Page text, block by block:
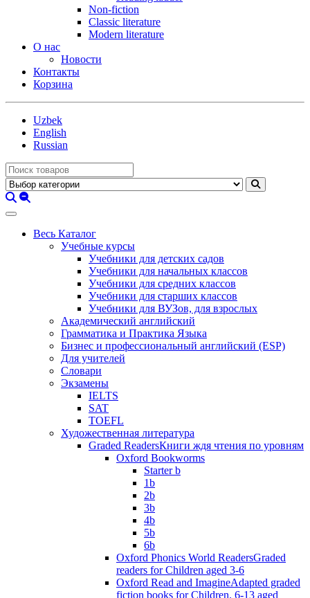
Non-fiction
Classic literature
Modern literature
О нас
Новости
Контакты
Корзина
Uzbek
English
Russian
Весь Каталог
Учебные курсы
Учебники для детских садов
Учебники для начальных классов
Учебники для средних классов
Учебники для старших классов
Учебники для ВУЗов, для взрослых
Академический английский
Грамматика и Практика Языка
Бизнес и профессиональный английский (ESP)
Для учителей
Словари
Экзамены
IELTS
SAT
TOEFL
Художественная литература
Graded ReadersКниги ждя чтения по уровням
Oxford Bookworms
Starter b
1b
2b
3b
4b
5b
6b
Oxford Phonics World ReadersGraded
readers for Children aged 3-6
Oxford Read and ImagineAdapted graded
fiction books for Children. 6-13 aged